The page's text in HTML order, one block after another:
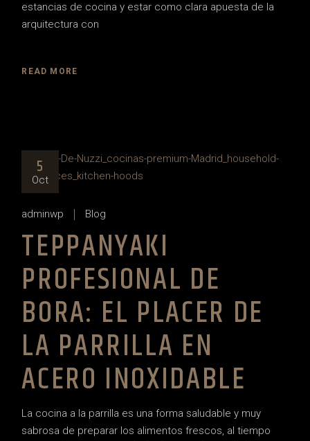
estancias de cocina y estar como clara apuesta de la
arquitectura con
READ MORE
5
Oct
adminwp Blog
TEPPANYAKI
PROFESIONAL DE
BORA: EL PLACER DE
LA PARRILLA EN
ACERO INOXIDABLE
La cocina a la parrilla es una forma saludable y muy
sabrosa de preparar los alimentos frescos, al tiempo